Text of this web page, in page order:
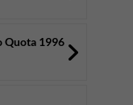
Quota 1996